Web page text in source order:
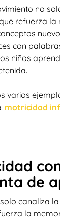
no
refuerza
con
niños
varios
motricidad
de
canaliza
la